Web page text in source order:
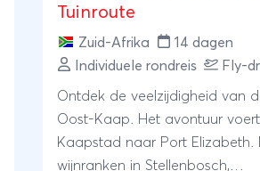
Tuinroute
Zuid-Afrika
14 dagen
Individuele rondreis
Fly-
Ontdek de veelzijdigheid van
Oost-Kaap. Het avontuur
Kaapstad naar Port Elizabeth.
wijnranken in Stellenbosch,